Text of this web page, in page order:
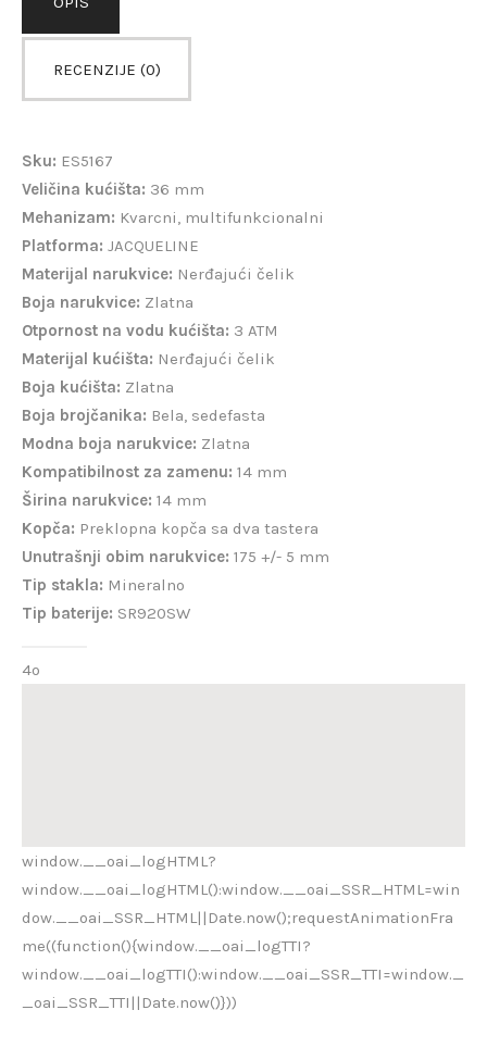
RECENZIJE (0)
Sku: ES5167
Veličina kućišta: 36 mm
Mehanizam: Kvarcni, multifunkcionalni
Platforma: JACQUELINE
Materijal narukvice: Nerđajući čelik
Boja narukvice: Zlatna
Otpornost na vodu kućišta: 3 ATM
Materijal kućišta: Nerđajući čelik
Boja kućišta: Zlatna
Boja brojčanika: Bela, sedefasta
Modna boja narukvice: Zlatna
Kompatibilnost za zamenu: 14 mm
Širina narukvice: 14 mm
Kopča: Preklopna kopča sa dva tastera
Unutrašnji obim narukvice: 175 +/- 5 mm
Tip stakla: Mineralno
Tip baterije: SR920SW
4o
window.__oai_logHTML?
window.__oai_logHTML():window.__oai_SSR_HTML=win
dow.__oai_SSR_HTML||Date.now();requestAnimationFra
me((function(){window.__oai_logTTI?
window.__oai_logTTI():window.__oai_SSR_TTI=window._
_oai_SSR_TTI||Date.now()}))